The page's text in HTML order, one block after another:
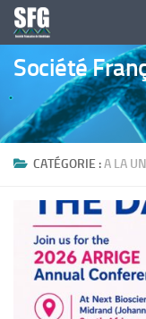
Skip to content
Société
CATÉGORIE :A LA